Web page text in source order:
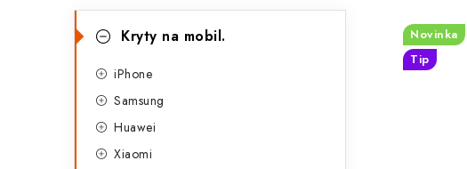
P
kategorie
K
a
Kryty na mobil.
iPhone
Samsung
Huawei
Xiaomi
Novinka
Tip